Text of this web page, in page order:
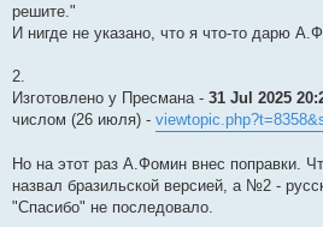
решите."
И нигде не указано, что я что-то дарю
2.
Изготовлено у Пресмана - 31 Jul 2025
числом (26 июля) -
Но на этот раз А.Фомин внес поправки.
назвал бразильской версией, а №2 -
"Спасибо" не последовало.